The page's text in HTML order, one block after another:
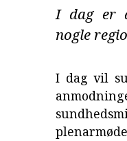
I dag er
nogle
I dag vil